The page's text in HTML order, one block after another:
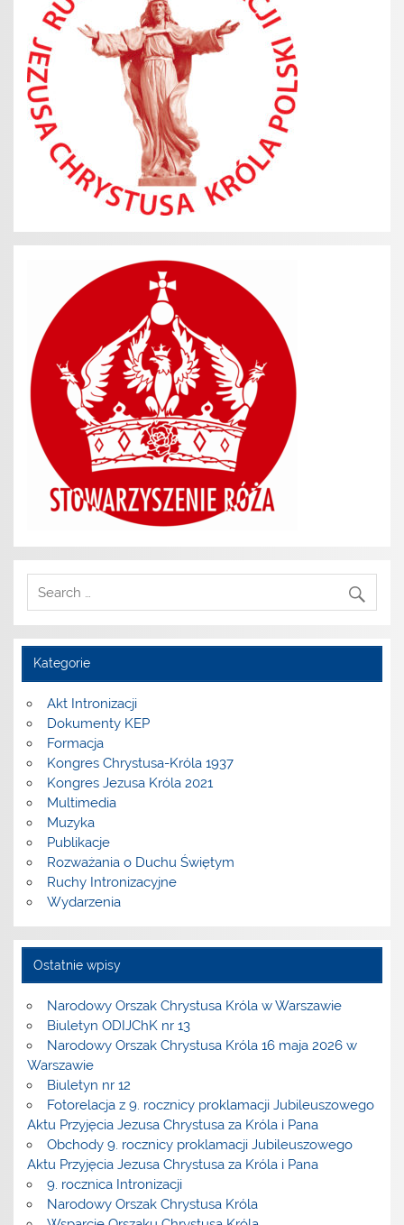
Kategorie
Akt Intronizacji
Dokumenty KEP
Formacja
Kongres Chrystusa-Króla 1937
Kongres Jezusa Króla 2021
Multimedia
Muzyka
Publikacje
Rozważania o Duchu Świętym
Ruchy Intronizacyjne
Wydarzenia
Ostatnie wpisy
Narodowy Orszak Chrystusa Króla w Warszawie
Biuletyn ODIJChK nr 13
Narodowy Orszak Chrystusa Króla 16 maja 2026 w
Warszawie
Biuletyn nr 12
Fotorelacja z 9. rocznicy proklamacji Jubileuszowego
Aktu Przyjęcia Jezusa Chrystusa za Króla i Pana
Obchody 9. rocznicy proklamacji Jubileuszowego
Aktu Przyjęcia Jezusa Chrystusa za Króla i Pana
9. rocznica Intronizacji
Narodowy Orszak Chrystusa Króla